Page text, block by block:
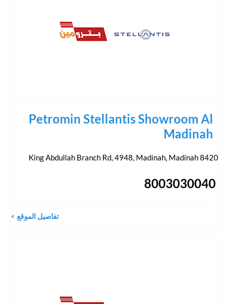
Petromin Stellantis Showroom Al
Madinah
8420 King Abdullah Branch Rd, 4948, Madinah
, Madinah
8003030040
تفاصيل الموقع